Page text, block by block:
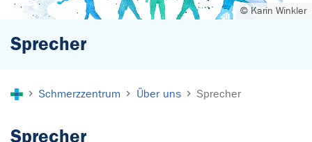
© Karin Winkler
Sprecher
Schmerzzentrum Über uns Sprecher
Sprecher